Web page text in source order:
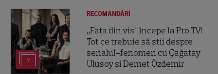
7
RECOMANDĂRI
„Fata din vis” începe la Pro TV!
Tot ce trebuie să știi despre
serialul-fenomen cu Çağatay
Ulusoy și Demet Özdemir